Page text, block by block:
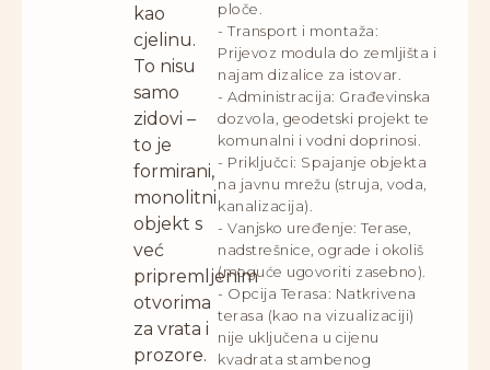
kao
cjelinu.
To nisu
samo
zidovi –
to je
formirani,
monolitni
objekt s
već
pripremljenim
otvorima
za vrata i
prozore.
ploče.
- Transport i montaža:
Prijevoz modula do zemljišta i
najam dizalice za istovar.
- Administracija: Građevinska
dozvola, geodetski projekt te
komunalni i vodni doprinosi.
- Priključci: Spajanje objekta
na javnu mrežu (struja, voda,
kanalizacija).
- Vanjsko uređenje: Terase,
nadstrešnice, ograde i okoliš
(moguće ugovoriti zasebno).
- Opcija Terasa: Natkrivena
terasa (kao na vizualizaciji)
nije uključena u cijenu
kvadrata stambenog